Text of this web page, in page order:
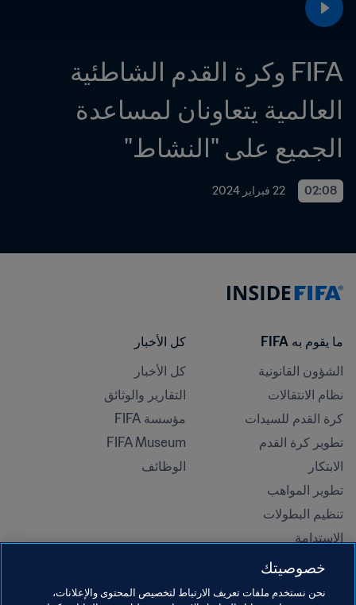
الجميع على "النشاط"
02:08 22 فبراير 2024
ما يقوم به FIFA
الشؤون القانونية
نظام الانتقالات
كرة القدم للسيدات
تطوير كرة القدم
الابتكار
تطوير المواهب
تنظيم البطولات
الاستدامة
حقوق الإنسان ومناهضة التمييز
كل الأخبار
كل الأخبار
التقارير والوثائق
مؤسسة FIFA
FIFA Museum
الوظائف
خصوصيتك
نحن نستخدم ملفات تعريف الارتباط لتخصيص المحتوى والإعلانات،